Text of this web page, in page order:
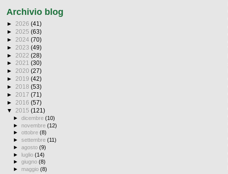
Archivio blog
► 2026 (41)
► 2025 (63)
► 2024 (70)
► 2023 (49)
► 2022 (28)
► 2021 (30)
► 2020 (27)
► 2019 (42)
► 2018 (53)
► 2017 (71)
► 2016 (57)
▼ 2015 (121)
►dicembre(10)
► novembre(12)
►ottobre(8)
►settembre(11)
►agosto(9)
► luglio(14)
►giugno(8)
► maggio(8)